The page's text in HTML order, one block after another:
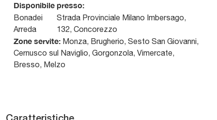
Disponibile presso:
Bonadei
Arreda
Strada Provinciale Milano Imbersago,
132, Concorezzo
Zone servite: Monza, Brugherio, Sesto San Giovanni,
Cernusco sul Naviglio, Gorgonzola, Vimercate,
Bresso, Melzo